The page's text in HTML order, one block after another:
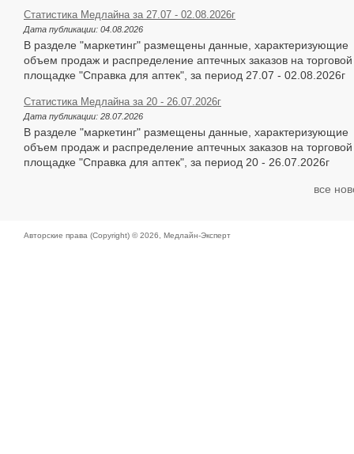
Статистика Медлайна за 27.07 - 02.08.2026г
Дата публикации: 04.08.2026
В разделе "маркетинг" размещены данные, характеризующие
объем продаж и распределение аптечных заказов на торговой
площадке "Справка для аптек", за период 27.07 - 02.08.2026г
Статистика Медлайна за 20 - 26.07.2026г
Дата публикации: 28.07.2026
В разделе "маркетинг" размещены данные, характеризующие
объем продаж и распределение аптечных заказов на торговой
площадке "Справка для аптек", за период 20 - 26.07.2026г
все
Авторские права (Copyright) © 2026, Медлайн-Эксперт